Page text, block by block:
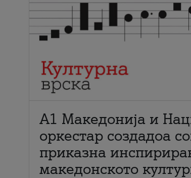
А1 Македонија и
оркестар создадоа
приказна
македонското